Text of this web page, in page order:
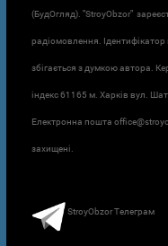
(БудОгляд). "StroyObzor"
радіомовлення.
збігається з думкою автора.
індекс 61165 м. Харків вул.
Електронна пошта
захищені.
StroyObzor Телеграм